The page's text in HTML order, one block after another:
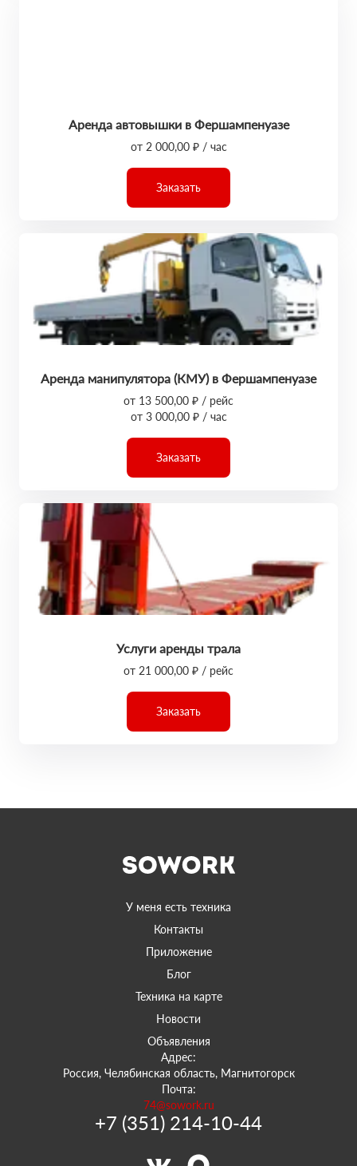
Аренда автовышки в Фершампенуазе
от 2 000,00 ₽ / час
Заказать
Аренда манипулятора (КМУ) в Фершампенуазе
от 13 500,00 ₽ / рейс
от 3 000,00 ₽ / час
Заказать
Услуги аренды трала
от 21 000,00 ₽ / рейс
Заказать
У меня есть техника
Контакты
Приложение
Блог
Техника на карте
Новости
Объявления
Адрес:
Россия, Челябинская область, Магнитогорск
Почта:
74@sowork.ru
+7 (351) 214-10-44